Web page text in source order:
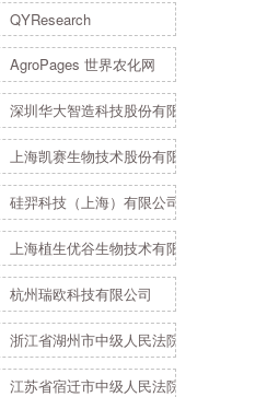
QYResearch
AgroPages 世界农化网
深圳华大智造科技股份有限公司
上海凯赛生物技术股份有限公司
硅羿科技（上海）有限公司
上海植生优谷生物技术有限公司
杭州瑞欧科技有限公司
浙江省湖州市中级人民法院
江苏省宿迁市中级人民法院